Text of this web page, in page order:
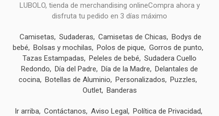
LUBOLO, tienda de merchandising onlineCompra ahora y
disfruta tu pedido en 3 días máximo
Camisetas Sudaderas Camisetas de Chicas
Bodys de
bebé
Bolsas y mochilas Polos de pique
Gorros de punto
Tazas Estampadas
Peleles de bebé
Sudadera Cuello
Redondo
Día del Padre Día de la Madre
Delantales de
cocina Botellas de Aluminio Personalizados
Puzzles
Outlet Banderas
Ir arriba Contáctanos Aviso Legal
Política de Privacidad